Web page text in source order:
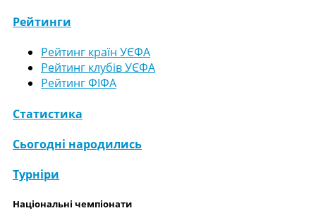
Рейтинги
Рейтинг країн УЄФА
Рейтинг клубів УЄФА
Рейтинг ФІФА
Статистика
Сьогодні народились
Турніри
Національні чемпіонати